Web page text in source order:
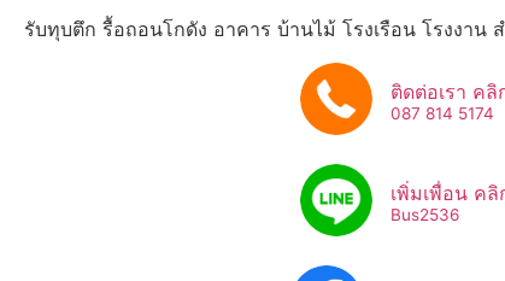
รับทุบตึก รื้อถอนโกดัง อาคาร บ้านไม้ โรงเรือน โรงงาน
ติดต่อเรา คลิ
087 814 5174
เพิ่มเพื่อน คลิ
Bus2536​